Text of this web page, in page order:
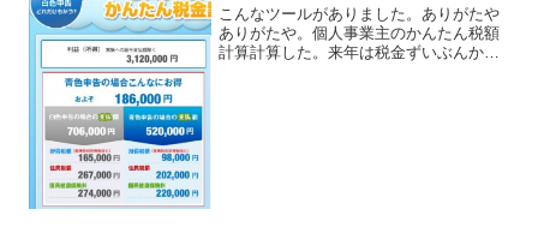
こんなツールがありました。ありがたや
ありがたや。個人事業主のかんたん税額
計算計算した。来年は税金ずいぶんかか